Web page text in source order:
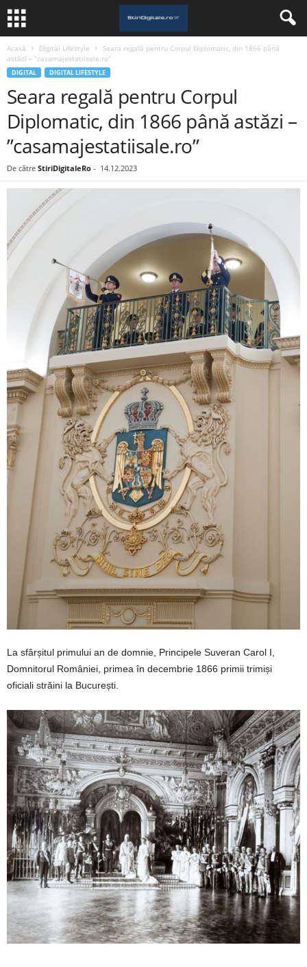
Acasă Digital Lifestyle
Seara regală pentru Corpul Diplomatic, din 1866 până
astăzi – ”casamajestatiisale.ro”
DIGITAL DIGITAL LIFESTYLE
Seara regală pentru Corpul
Diplomatic, din 1866 până astăzi –
”casamajestatiisale.ro”
De către StiriDigitaleRo - 14.12.2023
La sfârșitul primului an de domnie, Principele Suveran Carol I,
Domnitorul României, primea în decembrie 1866 primii trimiși
oficiali străini la București.